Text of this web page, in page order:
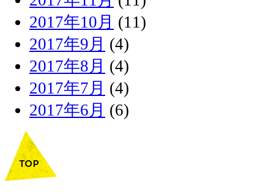
2017年10月 (11)
2017年9月 (4)
2017年8月 (4)
2017年7月 (4)
2017年6月 (6)